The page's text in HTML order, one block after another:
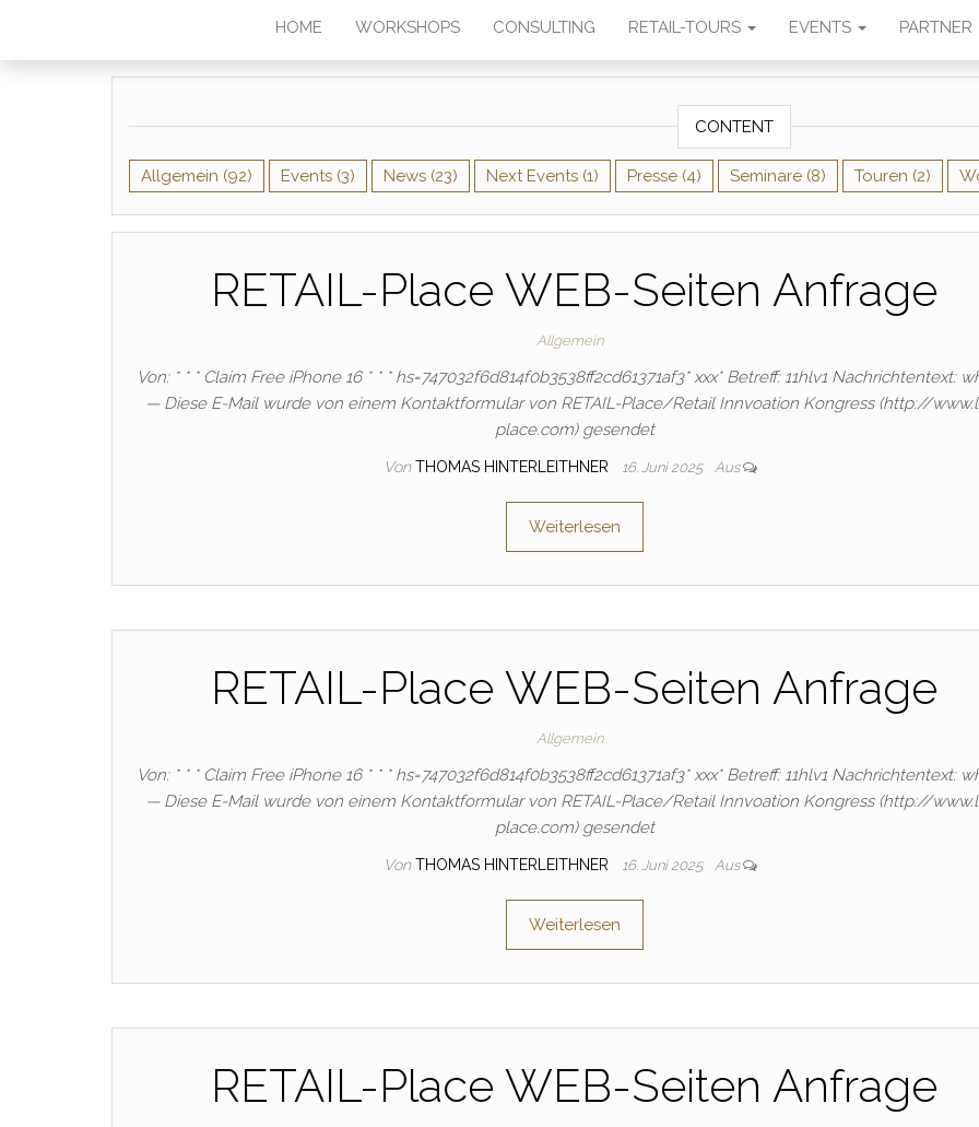
HOME WORKSHOPS CONSULTING RETAIL-TOURS EVENTS PARTNER
CONTENT
Allgemein (92) Events (3) News (23) Next Events (1) Presse (4) Seminare (8) Touren (2)
RETAIL-Place WEB-Seiten Anfrage
Allgemein
Von: * * * Claim Free iPhone 16 * * * hs=747032f6d814f0b3538ff2cd61371af3* ххх* Betreff: 11hlv1 Nachrichtentext:
— Diese E-Mail wurde von einem Kontaktformular von RETAIL-Place/Retail Innvoation Kongress (http://
place.com) gesendet
Von THOMAS HINTERLEITHNER 16. Juni 2025 Aus
Weiterlesen
RETAIL-Place WEB-Seiten Anfrage
Allgemein
Von: * * * Claim Free iPhone 16 * * * hs=747032f6d814f0b3538ff2cd61371af3* ххх* Betreff: 11hlv1 Nachrichtentext:
— Diese E-Mail wurde von einem Kontaktformular von RETAIL-Place/Retail Innvoation Kongress (http://
place.com) gesendet
Von THOMAS HINTERLEITHNER 16. Juni 2025 Aus
Weiterlesen
RETAIL-Place WEB-Seiten Anfrage